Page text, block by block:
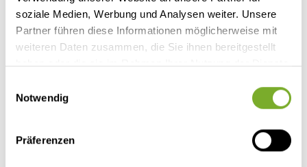
soziale Medien, Werbung und Analysen weiter. Unsere
Partner führen diese Informationen möglicherweise mit
weiteren Daten zusammen, die Sie ihnen bereitgestellt
haben oder die sie im Rahmen Ihrer Nutzung der Dienste
Notwendig
Präferenzen
3 Schlafplätze
Hubbett
3.500 kg 121 kW / 165 PS